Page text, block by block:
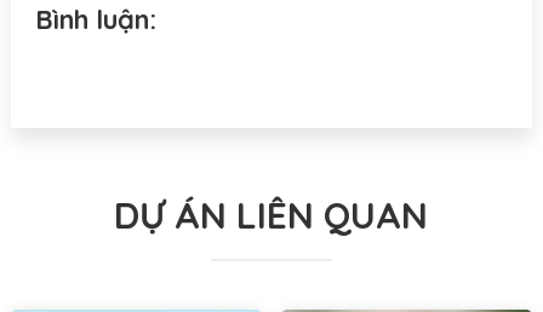
Bình luận:
DỰ ÁN LIÊN QUAN